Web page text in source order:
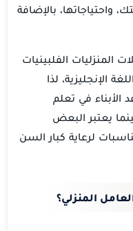
واحتياجاتها، بالإضافة
الفلبينيات
الإنجليزية، لذا
في تعلم
يعتبر البعض
لرعاية كبار السن
المنزلي؟